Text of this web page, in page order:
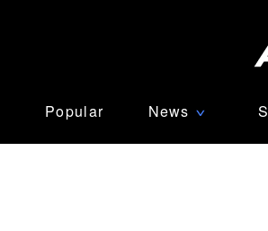
Popular News ∨